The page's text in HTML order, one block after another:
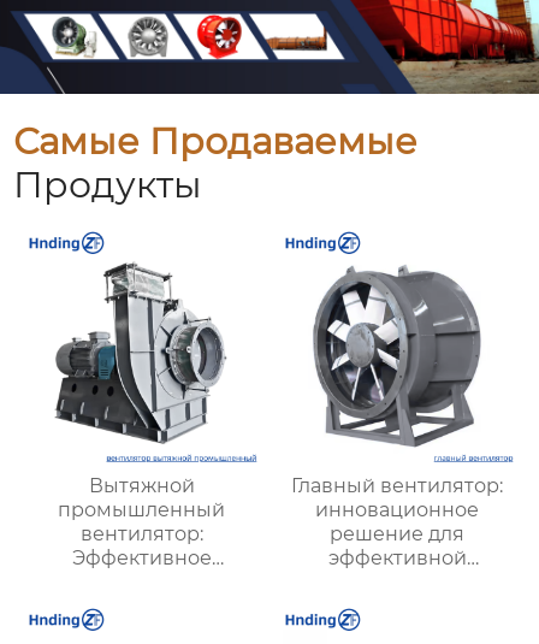
Самые Продаваемые
Продукты
Вытяжной
промышленный
вентилятор:
Эффективное
надежной вентиляции
Главный вентилятор:
инновационное
решение для
эффективной
оптимизации работы